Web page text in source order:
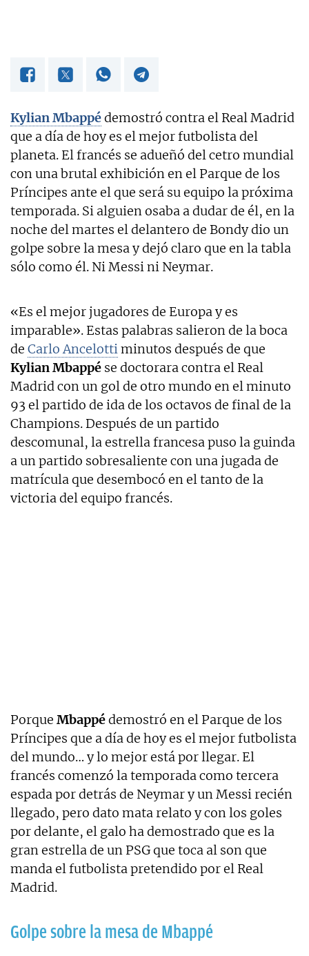
Kylian Mbappédemostró contra el Real Madrid
que a día de hoy es el mejor futbolista del
planeta. El francés se adueñó del cetro mundial
con una brutal exhibición en el Parque de los
Príncipes ante el que será su equipo la próxima
temporada. Si alguien osaba a dudar de él, en la
noche del martes el delantero de Bondy dio un
golpe sobre la mesa y dejó claro que en la tabla
sólo como él. Ni Messi ni Neymar.
«Es el mejor jugadores de Europa y es
imparable». Estas palabras salieron de la boca
de Carlo Ancelottiminutos después de que
Kylian Mbappé se doctorara contra el Real
Madrid con un gol de otro mundo en el minuto
93 el partido de ida de los octavos de final de la
Champions. Después de un partido
descomunal, la estrella francesa puso la guinda
a un partido sobresaliente con una jugada de
matrícula que desembocó en el tanto de la
victoria del equipo francés.
Porque Mbappédemostró en el Parque de los
Príncipes que a día de hoy es el mejor futbolista
del mundo… y lo mejor está por llegar. El
francés comenzó la temporada como tercera
espada por detrás de Neymar y un Messi recién
llegado, pero dato mata relato y con los goles
por delante, el galo ha demostrado que es la
gran estrella de un PSG que toca al son que
manda el futbolista pretendido por el Real
Madrid.
Golpe sobre la mesa de Mbappé